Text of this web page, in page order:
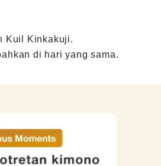
Kuil Kinkakuji.
di hari yang sama.